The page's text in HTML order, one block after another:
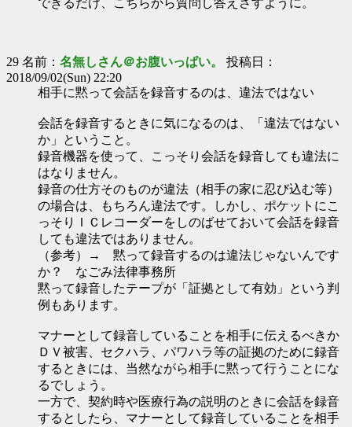
できるだけ、こちらから質問し答えさすように。
29 名前： 名無しさん＠お腹いっぱい。 投稿日：
2018/09/02(Sun) 22:20
相手に黙って会話を録音するのは、違法ではない
会話を録音するときに気になるのは、「違法ではない
か」ということ。
録音機器を使って、こっそり会話を録音しても違法に
はなりません。
録音の仕方そのものが違法（相手の家に忍び込む等）
の場合は、もちろん違法です。しかし、ポケットにこ
っそりＩＣレコーダーをしのばせておいて会話を録音
しても違法ではありません。
（参考）→ 黙って録音するのは違法じゃないんです
か？ なごみ法律事務所
黙って録音したテープが「証拠として有効」という判
例もあります。
マナーとして録音していることを相手に伝えるべきか
ＤＶ被害、セクハラ、パワハラ等の証拠のために録音
するときには、当然ながら相手に黙って行うことにな
るでしょう。
一方で、契約時や医療行為の説明のときに会話を録音
するとしたら、マナーとして録音していることを相手